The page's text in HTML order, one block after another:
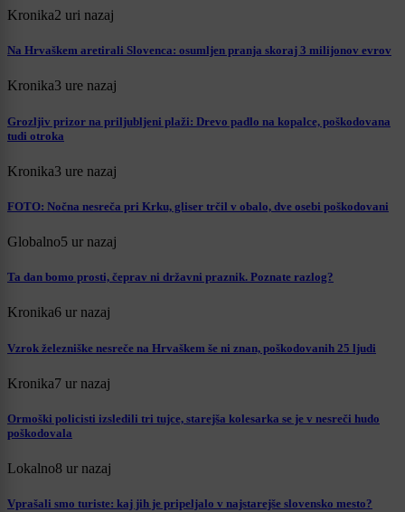
Kronika2 uri nazaj
Na Hrvaškem aretirali Slovenca: osumljen pranja skoraj 3 milijonov evrov
Kronika3 ure nazaj
Grozljiv prizor na priljubljeni plaži: Drevo padlo na kopalce, poškodovana
tudi otroka
Kronika3 ure nazaj
FOTO: Nočna nesreča pri Krku, gliser trčil v obalo, dve osebi poškodovani
Globalno5 ur nazaj
Ta dan bomo prosti, čeprav ni državni praznik. Poznate razlog?
Kronika6 ur nazaj
Vzrok železniške nesreče na Hrvaškem še ni znan, poškodovanih 25 ljudi
Kronika7 ur nazaj
Ormoški policisti izsledili tri tujce, starejša kolesarka se je v nesreči hudo
poškodovala
Lokalno8 ur nazaj
Vprašali smo turiste: kaj jih je pripeljalo v najstarejše slovensko mesto?